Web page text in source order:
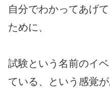
自分でわかってあげ
ために、
試験という名前のイ
ている、という感覚